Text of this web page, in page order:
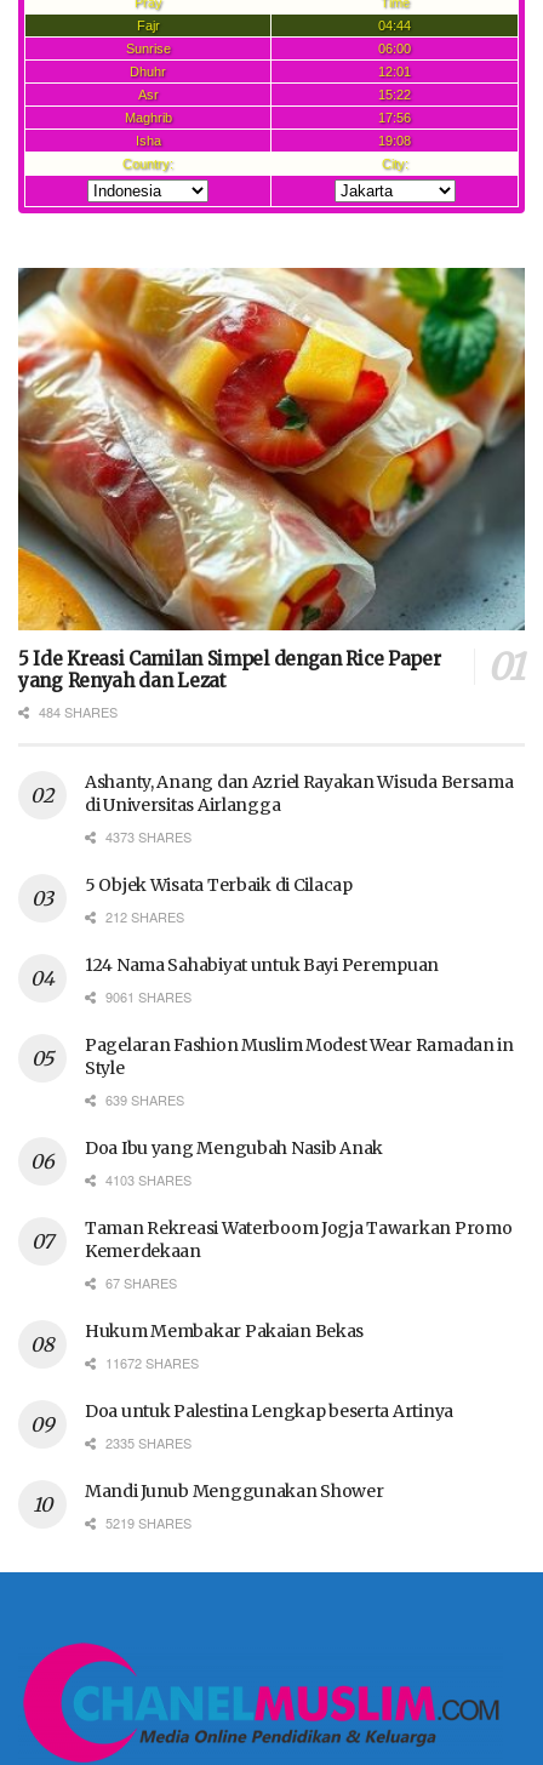
5 Ide Kreasi Camilan Simpel dengan Rice Paper
yang Renyah dan Lezat
484 SHARES
Ashanty, Anang dan Azriel Rayakan Wisuda Bersama
di Universitas Airlangga
4373 SHARES
5 Objek Wisata Terbaik di Cilacap
212 SHARES
124 Nama Sahabiyat untuk Bayi Perempuan
9061 SHARES
Pagelaran Fashion Muslim Modest Wear Ramadan in
Style
639 SHARES
Doa Ibu yang Mengubah Nasib Anak
4103 SHARES
Taman Rekreasi Waterboom Jogja Tawarkan Promo
Kemerdekaan
67 SHARES
Hukum Membakar Pakaian Bekas
11672 SHARES
Doa untuk Palestina Lengkap beserta Artinya
2335 SHARES
Mandi Junub Menggunakan Shower
5219 SHARES